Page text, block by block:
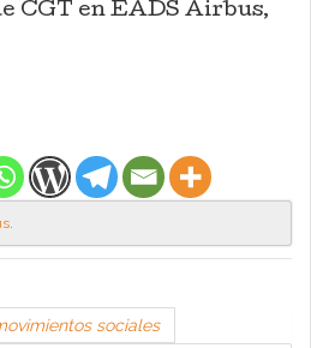
CGT en EADS Airbus,
.
sociales